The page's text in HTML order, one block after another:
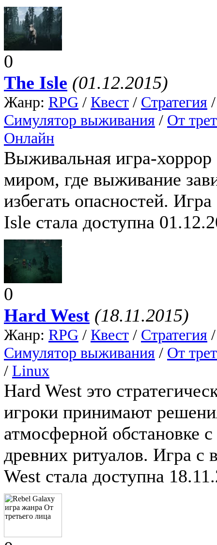
0
The Isle (01.12.2015)
Жанр: RPG / Квест / Стратегия
Симулятор выживания / От
Онлайн
Выживальная игра-
миром, где выживание
избегать опасностей.
Isle стала доступна
0
Hard West (18.11.2015)
Жанр: RPG / Квест / Стратегия
Симулятор выживания / От
/ Linux
Hard West это
игроки принимают
атмосферной обстановке
древних ритуалов. Игра с
West стала доступна